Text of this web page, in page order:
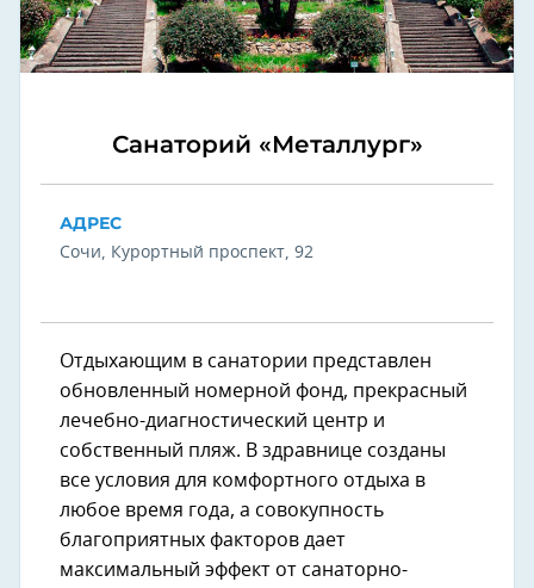
Санаторий «Металлург»
АДРЕС
Сочи, Курортный проспект, 92
Отдыхающим в санатории представлен
обновленный номерной фонд, прекрасный
лечебно-диагностический центр и
собственный пляж. В здравнице созданы
все условия для комфортного отдыха в
любое время года, а совокупность
благоприятных факторов дает
максимальный эффект от санаторно-